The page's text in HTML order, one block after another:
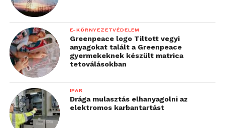
E-KÖRNYEZETVÉDELEM
Greenpeace logo Tiltott vegyi
anyagokat talált a Greenpeace
gyermekeknek készült matrica
tetoválásokban
IPAR
Drága mulasztás elhanyagolni az
elektromos karbantartást